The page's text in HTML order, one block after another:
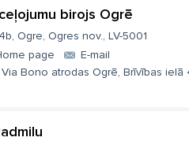
birojs Ogrē
Ogre, Ogres nov., LV-5001
page
E-mail
Bono atrodas Ogrē, Brīvības